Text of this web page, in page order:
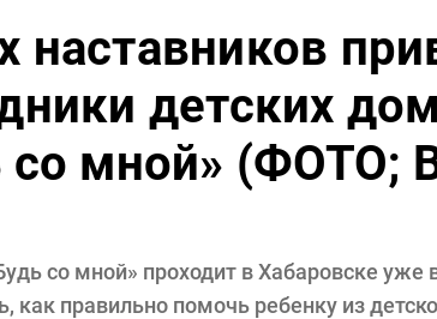
наставников
детских
со мной» (ФОТО;
со мной» проходит в Хабаровске
как правильно помочь ребенку из